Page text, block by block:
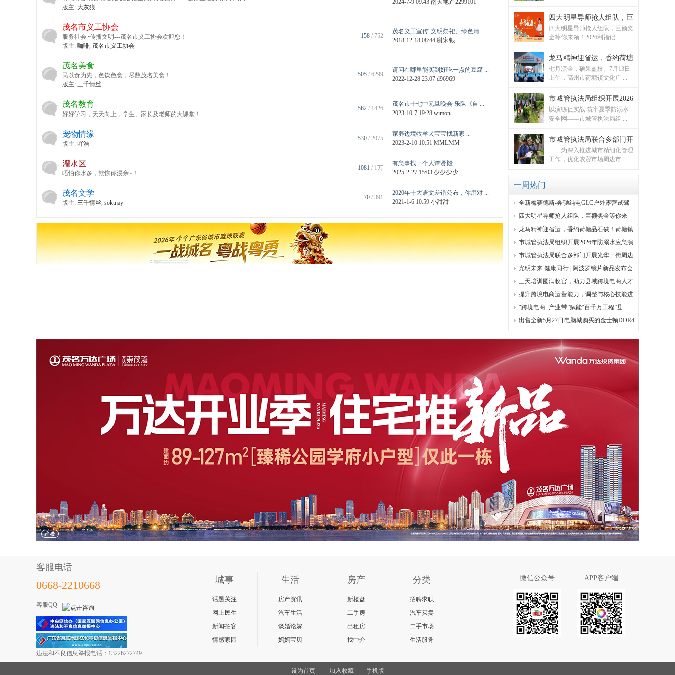
坛
版主: 大灰狼
2024-7-9 09:43 南天地产2299101
茂名市义工协会
服务社会 •传播文明---茂名市义工协会欢迎您！
版主: 咖啡, 茂名市义工协会
158 / 752
茂名义工宣传“文明祭祀、绿色清 ...
2018-12-18 08:44 谢宋银
茂名美食
民以食为先，色饮色食，尽数茂名美食！
版主: 三千情丝
505 / 6299
请问在哪里能买到好吃一点的豆腐 ...
2022-12-28 23:07 d96969
茂名教育
好好学习，天天向上，学生、家长及老师的大课堂！
562 / 1426
茂名市十七中元旦晚会 乐队《自 ...
2023-10-7 19:28 wimon
宠物情缘
版主: 吖浩
530 / 2075
家养边境牧羊犬宝宝找新家 ...
2023-2-10 10:51 MMLMM
灌水区
唔怕你水多，就惊你浸亲~！
1081 / 1万
有急事找一个人谭贤毅
2025-2-27 15:03 少少少少
茂名文学
版主: 三千情丝, sokujay
70 / 391
2020年十大语文差错公布，你用对 ...
2021-1-6 10:59 小甜甜
四大明星导师抢人组队，巨
四大明星导师抢人组队，巨额奖
金等你来领！2026利福记 ...
龙马精神迎省运，香约荷塘
七月流金，硕果盈枝。7月13日
上午，高州市荷塘镇文化广 ...
市城管执法局组织开展2026
以演练促实战 筑牢夏季防溺水
安全网——市城管执法局组 ...
市城管执法局联合多部门开
为深入推进城市精细化管理
工作，优化农贸市场周边市 ...
一周热门
全新梅赛德斯-奔驰纯电GLC户外露营试驾
产品
四大明星导师抢人组队，巨额奖金等你来
领！
龙马精神迎省运，香约荷塘品石硖！荷塘镇
市城管执法局组织开展2026年防溺水应急演
练
市城管执法局联合多部门开展光华一街周边
市
光明未来 健康同行 | 阿波罗镜片新品发布会
三天培训圆满收官，助力县域跨境电商人才
培
提升跨境电商运营能力，调整与核心技能进
阶
“跨境电商+产业带”赋能“百千万工程”县
出售全新5月27日电脑城购买的金士顿DDR4
客服电话
0668-2210668
客服QQ
违法和不良信息举报电话：13226272749
城事
话题关注
网上民生
新闻拍客
情感家园
生活
房产资讯
汽车生活
谈婚论嫁
妈妈宝贝
房产
新楼盘
二手房
出租房
找中介
分类
招聘求职
汽车买卖
二手市场
生活服务
微信公众号 APP客户端
设为首页 加入收藏 手机版